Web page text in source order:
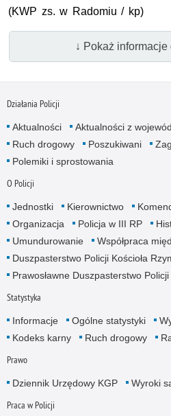
(KWP zs. w Radomiu / kp)
↓ Pokaż informacje
Działania Policji
Aktualności Aktualności z
Ruch drogowy
Poszukiwani
Polemiki i sprostowania
O Policji
Jednostki Kierownictwo
Organizacja
Policja w III RP
Umundurowanie
Współpraca
Duszpasterstwo Policji Kościoła
Prawosławne Duszpasterstwo Policji
Statystyka
Informacje Ogólne statystyki
Kodeks karny
Ruch drogowy
Prawo
Dziennik Urzędowy KGP Wyroki
Praca w Policji